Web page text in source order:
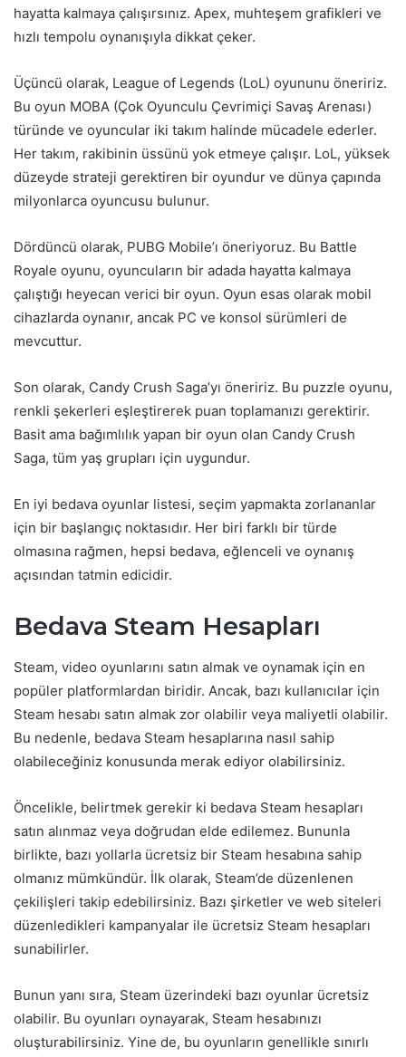
hayatta kalmaya çalışırsınız. Apex, muhteşem grafikleri ve
hızlı tempolu oynanışıyla dikkat çeker.
Üçüncü olarak, League of Legends (LoL) oyununu öneririz.
Bu oyun MOBA (Çok Oyunculu Çevrimiçi Savaş Arenası)
türünde ve oyuncular iki takım halinde mücadele ederler.
Her takım, rakibinin üssünü yok etmeye çalışır. LoL, yüksek
düzeyde strateji gerektiren bir oyundur ve dünya çapında
milyonlarca oyuncusu bulunur.
Dördüncü olarak, PUBG Mobile’ı öneriyoruz. Bu Battle
Royale oyunu, oyuncuların bir adada hayatta kalmaya
çalıştığı heyecan verici bir oyun. Oyun esas olarak mobil
cihazlarda oynanır, ancak PC ve konsol sürümleri de
mevcuttur.
Son olarak, Candy Crush Saga’yı öneririz. Bu puzzle oyunu,
renkli şekerleri eşleştirerek puan toplamanızı gerektirir.
Basit ama bağımlılık yapan bir oyun olan Candy Crush
Saga, tüm yaş grupları için uygundur.
En iyi bedava oyunlar listesi, seçim yapmakta zorlananlar
için bir başlangıç noktasıdır. Her biri farklı bir türde
olmasına rağmen, hepsi bedava, eğlenceli ve oynanış
açısından tatmin edicidir.
Bedava Steam Hesapları
Steam, video oyunlarını satın almak ve oynamak için en
popüler platformlardan biridir. Ancak, bazı kullanıcılar için
Steam hesabı satın almak zor olabilir veya maliyetli olabilir.
Bu nedenle, bedava Steam hesaplarına nasıl sahip
olabileceğiniz konusunda merak ediyor olabilirsiniz.
Öncelikle, belirtmek gerekir ki bedava Steam hesapları
satın alınmaz veya doğrudan elde edilemez. Bununla
birlikte, bazı yollarla ücretsiz bir Steam hesabına sahip
olmanız mümkündür. İlk olarak, Steam’de düzenlenen
çekilişleri takip edebilirsiniz. Bazı şirketler ve web siteleri
düzenledikleri kampanyalar ile ücretsiz Steam hesapları
sunabilirler.
Bunun yanı sıra, Steam üzerindeki bazı oyunlar ücretsiz
olabilir. Bu oyunları oynayarak, Steam hesabınızı
oluşturabilirsiniz. Yine de, bu oyunların genellikle sınırlı